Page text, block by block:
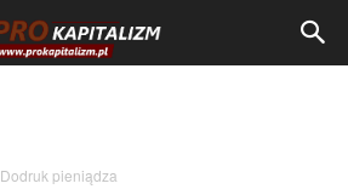
Dodruk pieniądza